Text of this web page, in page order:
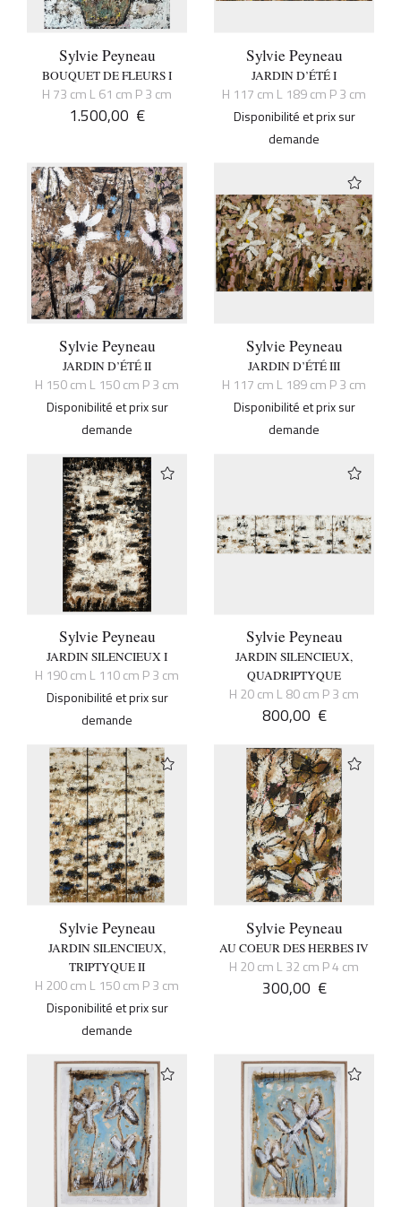
Sylvie Peyneau
BOUQUET DE FLEURS I
H 73 cm L 61 cm P 3 cm
1.500,00 €
Sylvie Peyneau
JARDIN D’ÉTÉ I
H 117 cm L 189 cm P 3 cm
Disponibilité et prix sur
demande
Sylvie Peyneau
JARDIN D’ÉTÉ II
H 150 cm L 150 cm P 3 cm
Disponibilité et prix sur
demande
Sylvie Peyneau
JARDIN D’ÉTÉ III
H 117 cm L 189 cm P 3 cm
Disponibilité et prix sur
demande
Sylvie Peyneau
JARDIN SILENCIEUX I
H 190 cm L 110 cm P 3 cm
Disponibilité et prix sur
demande
Sylvie Peyneau
JARDIN SILENCIEUX,
QUADRIPTYQUE
H 20 cm L 80 cm P 3 cm
800,00 €
Sylvie Peyneau
JARDIN SILENCIEUX,
TRIPTYQUE II
H 200 cm L 150 cm P 3 cm
Disponibilité et prix sur
demande
Sylvie Peyneau
AU COEUR DES HERBES IV
H 20 cm L 32 cm P 4 cm
300,00 €